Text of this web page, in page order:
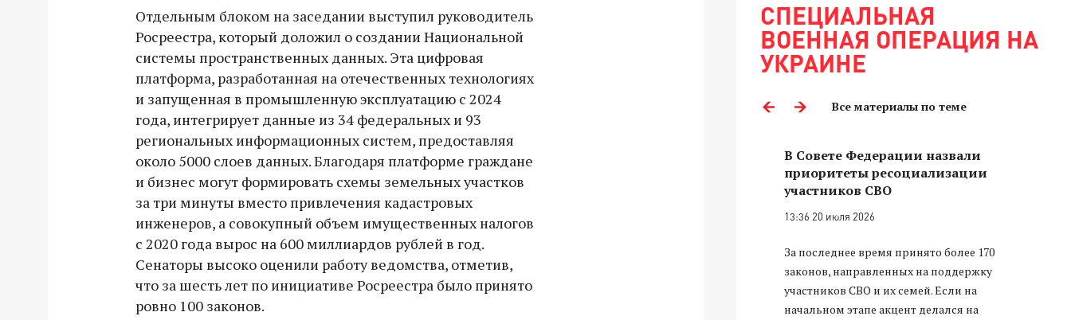
Отдельным блоком на заседании выступил руководитель
Росреестра, который доложил о создании Национальной
системы пространственных данных. Эта цифровая
платформа, разработанная на отечественных технологиях
и запущенная в промышленную эксплуатацию с 2024
года, интегрирует данные из 34 федеральных и 93
региональных информационных систем, предоставляя
около 5000 слоев данных. Благодаря платформе граждане
и бизнес могут формировать схемы земельных участков
за три минуты вместо привлечения кадастровых
инженеров, а совокупный объем имущественных налогов
с 2020 года вырос на 600 миллиардов рублей в год.
Сенаторы высоко оценили работу ведомства, отметив,
что за шесть лет по инициативе Росреестра было принято
ровно 100 законов.
СПЕЦИАЛЬНАЯ
ВОЕННАЯ ОПЕРАЦИЯ НА
УКРАИНЕ
Все материалы по теме
Владимир Якушев передал бойцам
СВО дроны и технику связи
18:30 10 сентября 2025
Владимир Якушев сопровождает грузы
для бойцов СВО с самого начала
спецоперации.
В Совете Федерации назвали
приоритеты ресоциализации
участников СВО
13:36 20 июля 2026
За последнее время принято более 170
законов, направленных на поддержку
участников СВО и их семей. Если на
начальном этапе акцент делался на